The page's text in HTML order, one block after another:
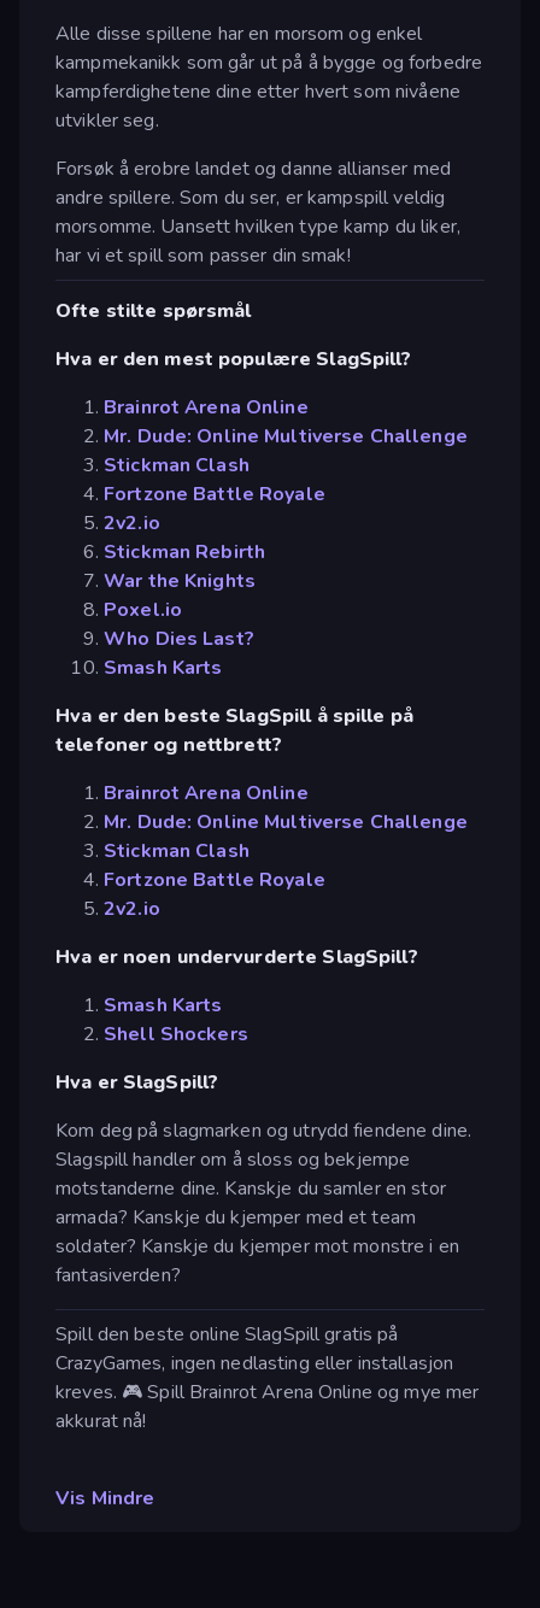
Alle disse spillene har en morsom og enkel
kampmekanikk som går ut på å bygge og forbedre
kampferdighetene dine etter hvert som nivåene
utvikler seg.
Forsøk å erobre landet og danne allianser med
andre spillere. Som du ser, er kampspill veldig
morsomme. Uansett hvilken type kamp du liker,
har vi et spill som passer din smak!
Ofte stilte spørsmål
Hva er den mest populære SlagSpill?
Brainrot Arena Online
Mr. Dude: Online Multiverse Challenge
Stickman Clash
Fortzone Battle Royale
2v2.io
Stickman Rebirth
War the Knights
Poxel.io
Who Dies Last?
Smash Karts
Hva er den beste SlagSpill å spille på
telefoner og nettbrett?
Brainrot Arena Online
Mr. Dude: Online Multiverse Challenge
Stickman Clash
Fortzone Battle Royale
2v2.io
Hva er noen undervurderte SlagSpill?
Smash Karts
Shell Shockers
Hva er SlagSpill?
Kom deg på slagmarken og utrydd fiendene dine.
Slagspill handler om å sloss og bekjempe
motstanderne dine. Kanskje du samler en stor
armada? Kanskje du kjemper med et team
soldater? Kanskje du kjemper mot monstre i en
fantasiverden?
Spill den beste online SlagSpill gratis på
CrazyGames, ingen nedlasting eller installasjon
kreves. 🎮 Spill Brainrot Arena Online og mye mer
akkurat nå!
Vis Mindre